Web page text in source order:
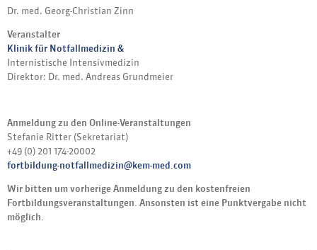
Dr. med. Georg-Christian Zinn
Veranstalter
Klinik für Notfallmedizin &
Internistische Intensivmedizin
Direktor: Dr. med. Andreas Grundmeier
Anmeldung zu den Online-Veranstaltungen
Stefanie Ritter (Sekretariat)
+49 (0) 201 174-20002
fortbildung-notfallmedizin@kem-med.com
Wir bitten um vorherige Anmeldung zu den kostenfreien
Fortbildungsveranstaltungen. Ansonsten ist eine Punktvergabe nicht
möglich.